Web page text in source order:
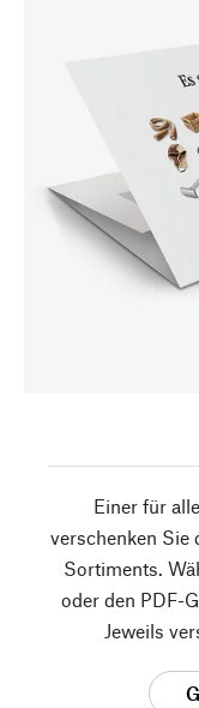
Einer für
verschenken Sie
Sortiments.
oder den PDF-
Jeweils